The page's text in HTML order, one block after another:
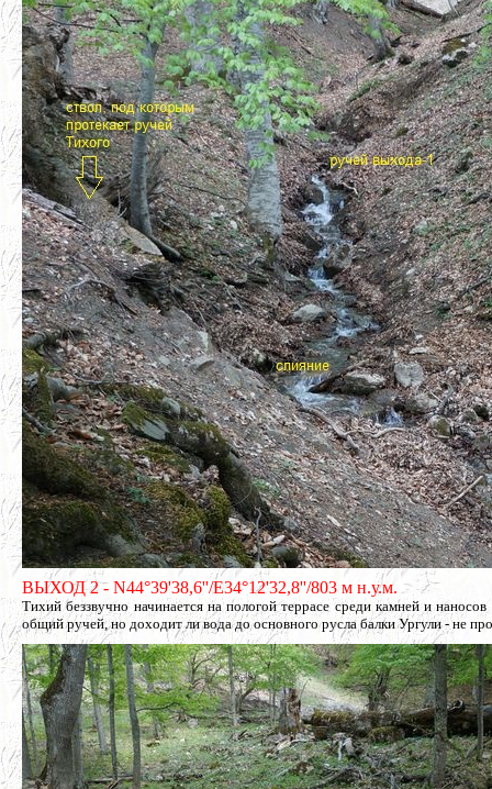
ВЫХОД 2 - N44°39'38,6''/E34°12'32,8''/803 м н.у.м.
Тихий беззвучно начинается на пологой террасе среди камней и
общий ручей, но доходит ли вода до основного русла балки Ургули - не